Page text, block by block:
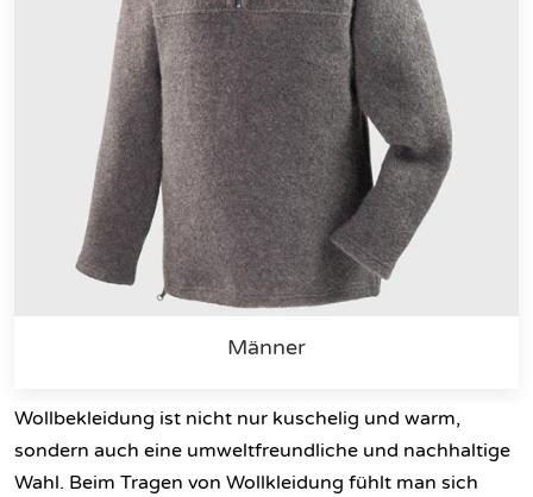
Männer
Wollbekleidung ist nicht nur kuschelig und warm,
sondern auch eine umweltfreundliche und nachhaltige
Wahl. Beim Tragen von Wollkleidung fühlt man sich